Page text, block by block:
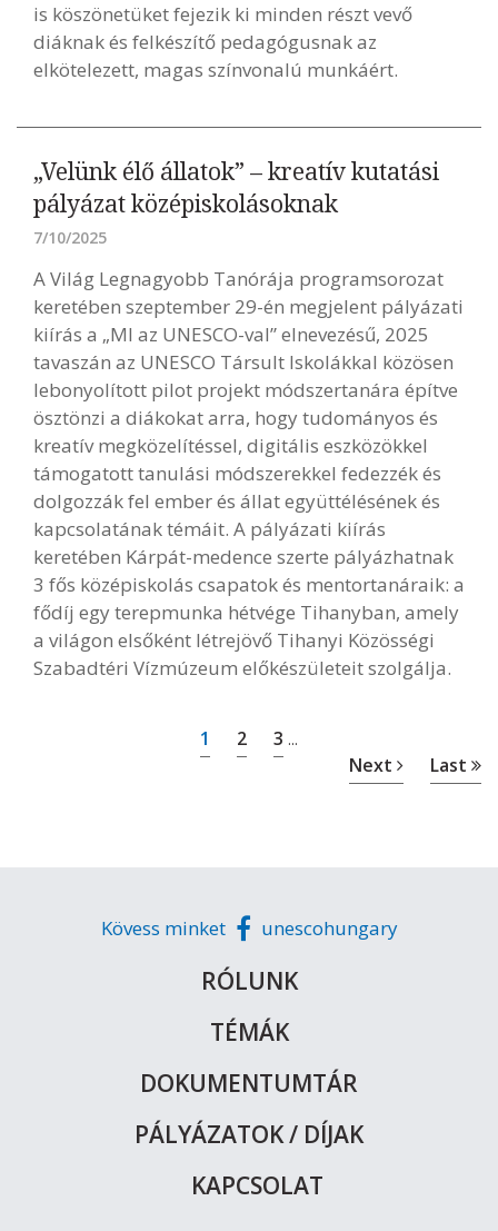
is köszönetüket fejezik ki minden részt vevő
diáknak és felkészítő pedagógusnak az
elkötelezett, magas színvonalú munkáért.
„Velünk élő állatok” – kreatív kutatási
pályázat középiskolásoknak
7/10/2025
A Világ Legnagyobb Tanórája programsorozat
keretében szeptember 29-én megjelent pályázati
kiírás a „MI az UNESCO-val” elnevezésű, 2025
tavaszán az UNESCO Társult Iskolákkal közösen
lebonyolított pilot projekt módszertanára építve
ösztönzi a diákokat arra, hogy tudományos és
kreatív megközelítéssel, digitális eszközökkel
támogatott tanulási módszerekkel fedezzék és
dolgozzák fel ember és állat együttélésének és
kapcsolatának témáit. A pályázati kiírás
keretében Kárpát-medence szerte pályázhatnak
3 fős középiskolás csapatok és mentortanáraik: a
fődíj egy terepmunka hétvége Tihanyban, amely
a világon elsőként létrejövő Tihanyi Közösségi
Szabadtéri Vízmúzeum előkészületeit szolgálja.
1 2 3 ...
Next Last
Kövess minket unescohungary
RÓLUNK
TÉMÁK
DOKUMENTUMTÁR
PÁLYÁZATOK / DÍJAK
KAPCSOLAT